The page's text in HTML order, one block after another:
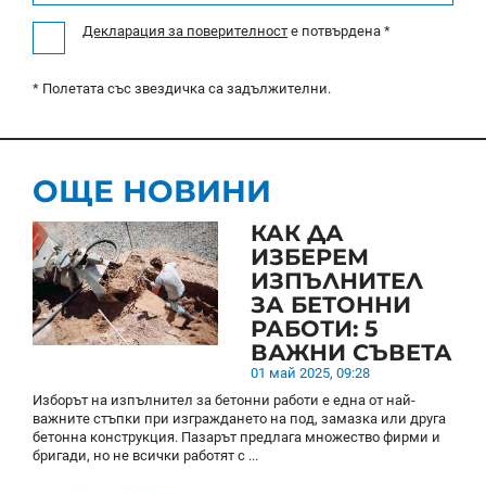
Декларация за поверителност e потвърдена *
* Полетата със звездичка са задължителни.
ОЩЕ НОВИНИ
КАК ДА
ИЗБЕРЕМ
ИЗПЪЛНИТЕЛ
ЗА БЕТОННИ
РАБОТИ: 5
ВАЖНИ СЪВЕТА
01 май 2025, 09:28
Изборът на изпълнител за бетонни работи е една от най-
важните стъпки при изграждането на под, замазка или друга
бетонна конструкция. Пазарът предлага множество фирми и
бригади, но не всички работят с ...